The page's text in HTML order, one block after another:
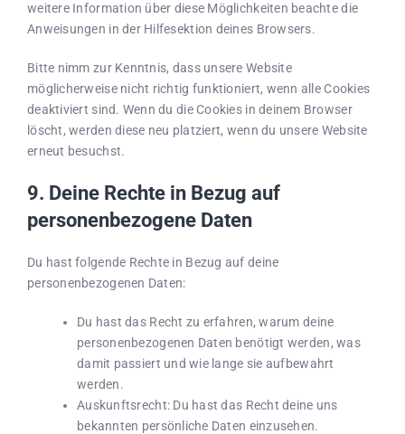
weitere Information über diese Möglichkeiten beachte die
Anweisungen in der Hilfesektion deines Browsers.
Bitte nimm zur Kenntnis, dass unsere Website
möglicherweise nicht richtig funktioniert, wenn alle Cookies
deaktiviert sind. Wenn du die Cookies in deinem Browser
löscht, werden diese neu platziert, wenn du unsere Website
erneut besuchst.
9. Deine Rechte in Bezug auf
personenbezogene Daten
Du hast folgende Rechte in Bezug auf deine
personenbezogenen Daten:
Du hast das Recht zu erfahren, warum deine
personenbezogenen Daten benötigt werden, was
damit passiert und wie lange sie aufbewahrt
werden.
Auskunftsrecht: Du hast das Recht deine uns
bekannten persönliche Daten einzusehen.